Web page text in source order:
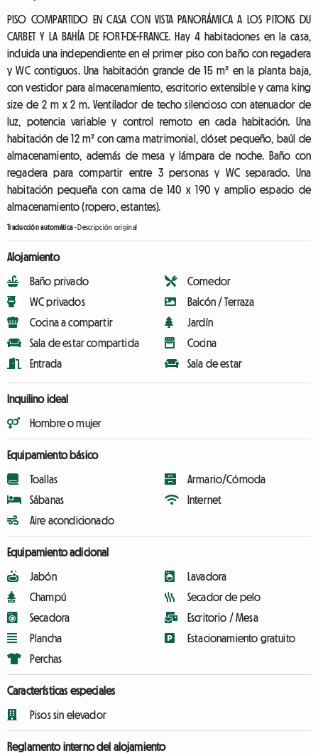
PISO COMPARTIDO EN CASA CON VISTA PANORÁMICA A LOS PITONS DU
CARBET Y LA BAHÍA DE FORT-DE-FRANCE. Hay 4 habitaciones en la casa,
incluida una independiente en el primer piso con baño con regadera
y WC contiguos. Una habitación grande de 15 m² en la planta baja,
con vestidor para almacenamiento, escritorio extensible y cama king
size de 2 m x 2 m. Ventilador de techo silencioso con atenuador de
luz, potencia variable y control remoto en cada habitación. Una
habitación de 12 m² con cama matrimonial, clóset pequeño, baúl de
almacenamiento, además de mesa y lámpara de noche. Baño con
regadera para compartir entre 3 personas y WC separado. Una
habitación pequeña con cama de 140 x 190 y amplio espacio de
almacenamiento (ropero, estantes).
Traducción automática-Descripción original
Alojamiento
Baño privado
WC privados
Cocina a compartir
Sala de estar compartida
Entrada
Comedor
Balcón / Terraza
Jardín
Cocina
Sala de estar
Inquilino ideal
Hombre o mujer
Equipamiento básico
Toallas
Sábanas
Aire acondicionado
Armario/Cómoda
Internet
Equipamiento adicional
Jabón
Champú
Secadora
Plancha
Perchas
Lavadora
Secador de pelo
Escritorio / Mesa
Estacionamiento gratuito
Características especiales
Pisos sin elevador
Reglamento interno del alojamiento